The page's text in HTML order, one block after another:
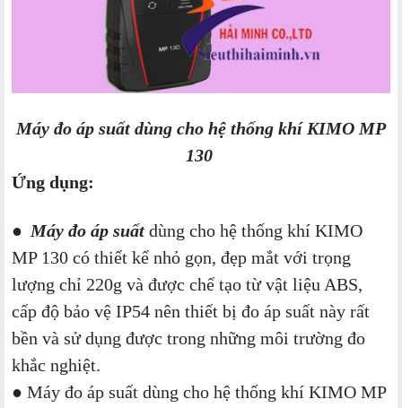
Máy đo áp suất dùng cho hệ thống khí KIMO MP
130
Ứng dụng:
● Máy đo áp suất dùng cho hệ thống khí KIMO
MP 130 có thiết kể nhỏ gọn, đẹp mắt với trọng
lượng chỉ 220g và được chế tạo từ vật liệu ABS,
cấp độ bảo vệ IP54 nên thiết bị đo áp suất này rất
bền và sử dụng được trong những môi trường đo
khắc nghiệt.
● Máy đo áp suất dùng cho hệ thống khí KIMO MP